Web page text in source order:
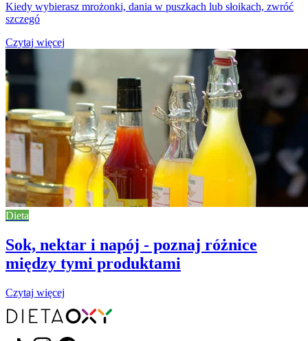
Kiedy wybierasz mrożonki, dania w puszkach lub słoikach, zwróć
szczegó
Czytaj więcej
Dieta
Sok, nektar i napój - poznaj różnice
między tymi produktami
Czytaj więcej